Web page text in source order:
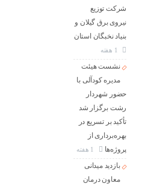
شركت توزیع
نیروی برق گیلان و
بنیاد نخبگان استان
نشست هیئت
مدیره کودآلی با
حضور شهردار
رشت برگزار شد
تأکید بر تسریع در
بهره‌برداری از
پروژه‌ها
بازدید میدانی
معاون درمان